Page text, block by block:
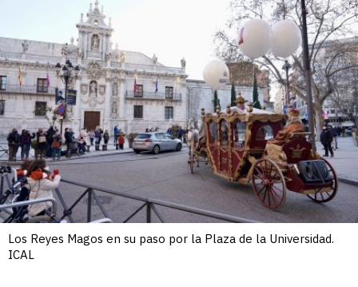
Los Reyes Magos en su paso por la Plaza de la Universidad.
ICAL